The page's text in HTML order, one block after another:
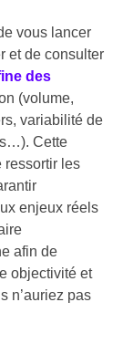
vous lancer
et de consulter
des
(volume,
variabilité de
Cette
ressortir les
enjeux réels
afin de
objectivité et
n’auriez pas